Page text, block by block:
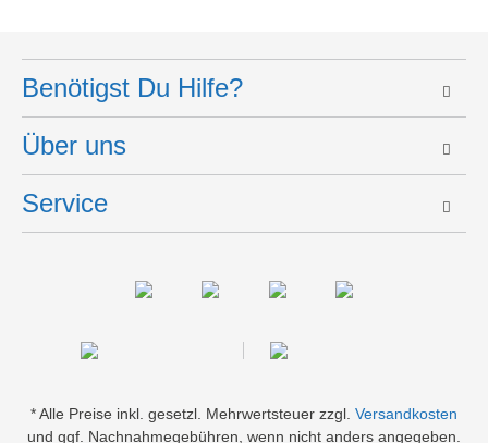
Benötigst Du Hilfe?
Über uns
Service
* Alle Preise inkl. gesetzl. Mehrwertsteuer zzgl. Versandkosten
und ggf. Nachnahmegebühren, wenn nicht anders angegeben.